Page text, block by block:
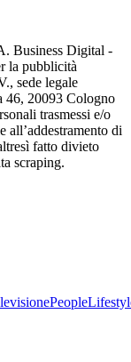
Business Digital -
la pubblicità
sede legale
46, 20093 Cologno
trasmessi e/o
all’addestramento di
fatto divieto
scraping.
People